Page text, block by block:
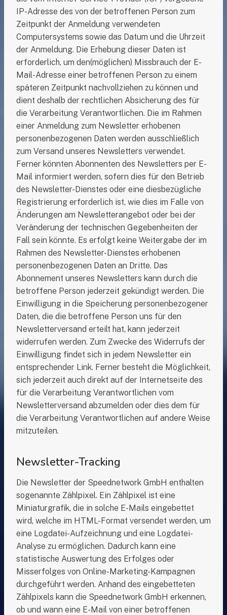
IP-Adresse des von der betroffenen Person zum
Zeitpunkt der Anmeldung verwendeten
Computersystems sowie das Datum und die Uhrzeit
der Anmeldung. Die Erhebung dieser Daten ist
erforderlich, um den(möglichen) Missbrauch der E-
Mail-Adresse einer betroffenen Person zu einem
späteren Zeitpunkt nachvollziehen zu können und
dient deshalb der rechtlichen Absicherung des für
die Verarbeitung Verantwortlichen. Die im Rahmen
einer Anmeldung zum Newsletter erhobenen
personenbezogenen Daten werden ausschließlich
zum Versand unseres Newsletters verwendet.
Ferner könnten Abonnenten des Newsletters per E-
Mail informiert werden, sofern dies für den Betrieb
des Newsletter-Dienstes oder eine diesbezügliche
Registrierung erforderlich ist, wie dies im Falle von
Änderungen am Newsletterangebot oder bei der
Veränderung der technischen Gegebenheiten der
Fall sein könnte. Es erfolgt keine Weitergabe der im
Rahmen des Newsletter-Dienstes erhobenen
personenbezogenen Daten an Dritte. Das
Abonnement unseres Newsletters kann durch die
betroffene Person jederzeit gekündigt werden. Die
Einwilligung in die Speicherung personenbezogener
Daten, die die betroffene Person uns für den
Newsletterversand erteilt hat, kann jederzeit
widerrufen werden. Zum Zwecke des Widerrufs der
Einwilligung findet sich in jedem Newsletter ein
entsprechender Link. Ferner besteht die Möglichkeit,
sich jederzeit auch direkt auf der Internetseite des
für die Verarbeitung Verantwortlichen vom
Newsletterversand abzumelden oder dies dem für
die Verarbeitung Verantwortlichen auf andere Weise
mitzuteilen.
Newsletter-Tracking
Die Newsletter der Speednetwork GmbH enthalten
sogenannte Zählpixel. Ein Zählpixel ist eine
Miniaturgrafik, die in solche E-Mails eingebettet
wird, welche im HTML-Format versendet werden, um
eine Logdatei-Aufzeichnung und eine Logdatei-
Analyse zu ermöglichen. Dadurch kann eine
statistische Auswertung des Erfolges oder
Misserfolges von Online-Marketing-Kampagnen
durchgeführt werden. Anhand des eingebetteten
Zählpixels kann die Speednetwork GmbH erkennen,
ob und wann eine E-Mail von einer betroffenen